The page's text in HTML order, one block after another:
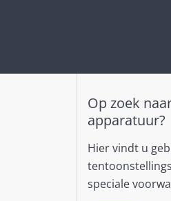
Op zoek
apparatuur?
Hier vindt u
speciale